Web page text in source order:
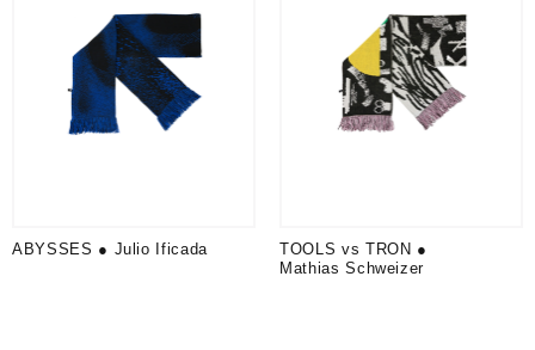
ABYSSES ● Julio Ificada
TOOLS vs TRON ●
Mathias Schweizer